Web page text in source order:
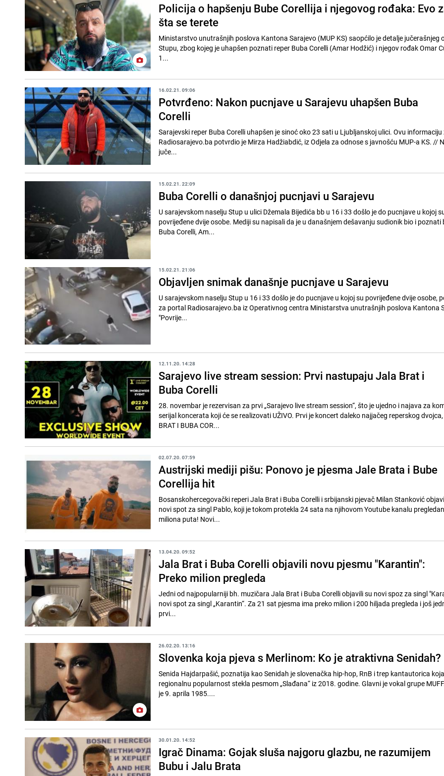
Policija o hapšenju Bube Corellija i njegovog rođaka: Evo
šta se terete
Ministarstvo unutrašnjih poslova Kantona Sarajevo (MUP KS) saopćilo je detalje jučerašnjeg
Stupu, zbog kojeg je uhapšen poznati reper Buba Corelli (Amar Hodžić) i njegov rođak Omar
1...
16.02.21. 09:06
Potvrđeno: Nakon pucnjave u Sarajevu uhapšen Buba
Corelli
Sarajevski reper Buba Corelli uhapšen je sinoć oko 23 sati u Ljubljanskoj ulici. Ovu
Radiosarajevo.ba potvrdio je Mirza Hadžiabdić, iz Odjela za odnose s javnošću MUP-a KS. // Nakon
juče...
15.02.21. 22:09
Buba Corelli o današnjoj pucnjavi u Sarajevu
U sarajevskom naselju Stup u ulici Džemala Bijedića bb u 16 i 33 došlo je do pucnjave u kojoj
povrijeđene dvije osobe. Mediji su napisali da je u današnjem dešavanju sudionik bio i poznati
Buba Corelli, Am...
15.02.21. 21:06
Objavljen snimak današnje pucnjave u Sarajevu
U sarajevskom naselju Stup u 16 i 33 došlo je do pucnjave u kojoj su povrijeđene dvije osobe,
za portal Radiosarajevo.ba iz Operativnog centra Ministarstva unutrašnjih poslova Kantona
"Povrije...
12.11.20. 14:28
Sarajevo live stream session: Prvi nastupaju Jala Brat i
Buba Corelli
28. novembar je rezervisan za prvi „Sarajevo live stream session“, što je ujedno i najava za
serijal koncerata koji će se realizovati UŽIVO. Prvi je koncert daleko najjačeg reperskog
BRAT I BUBA COR...
02.07.20. 07:59
Austrijski mediji pišu: Ponovo je pjesma Jale Brata i Bube
Corellija hit
Bosanskohercegovački reperi Jala Brat i Buba Corelli i srbijanski pjevač Milan Stanković
novi spot za singl Pablo, koji je tokom protekla 24 sata na njihovom Youtube kanalu
miliona puta! Novi...
13.04.20. 09:52
Jala Brat i Buba Corelli objavili novu pjesmu "Karantin":
Preko milion pregleda
Jedni od najpopularniji bh. muzičara Jala Brat i Buba Corelli objavili su novi spoz za singl
novi spot za singl „Karantin“. Za 21 sat pjesma ima preko milion i 200 hiljada pregleda i još
prvi...
26.02.20. 13:16
Slovenka koja pjeva s Merlinom: Ko je atraktivna Senidah?
Senida Hajdarpašić, poznatija kao Senidah je slovenačka hip-hop, RnB i trep kantautorica
regionalnu popularnost stekla pesmom „Slađana“ iz 2018. godine. Glavni je vokal grupe
je 9. aprila 1985....
30.01.20. 14:52
Igrač Dinama: Gojak sluša najgoru glazbu, ne razumijem
Bubu i Jalu Brata